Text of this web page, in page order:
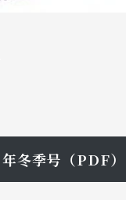
冬季号（PDF